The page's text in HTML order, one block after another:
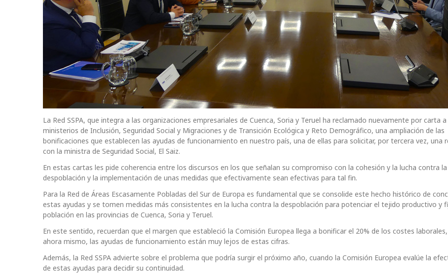
La Red SSPA, que integra a las organizaciones empresariales de Cuenca, Soria y Teruel ha reclamado nuevamente por carta a
ministerios de Inclusión, Seguridad Social y Migraciones y de Transición Ecológica y Reto Demográfico, una ampliación de las
bonificaciones que establecen las ayudas de funcionamiento en nuestro país, una de ellas para solicitar, por tercera vez, una
con la ministra de Seguridad Social, El Saiz.
En estas cartas les pide coherencia entre los discursos en los que señalan su compromiso con la cohesión y la lucha contra la
despoblación y la implementación de unas medidas que efectivamente sean efectivas para tal fin.
Para la Red de Áreas Escasamente Pobladas del Sur de Europa es fundamental que se consolide este hecho histórico de
estas ayudas y se tomen medidas más consistentes en la lucha contra la despoblación para potenciar el tejido productivo y
población en las provincias de Cuenca, Soria y Teruel.
En este sentido, recuerdan que el margen que estableció la Comisión Europea llega a bonificar el 20% de los costes
ahora mismo, las ayudas de funcionamiento están muy lejos de estas cifras.
Además, la Red SSPA advierte sobre el problema que podría surgir el próximo año, cuando la Comisión Europea evalúe la
de estas ayudas para decidir su continuidad.